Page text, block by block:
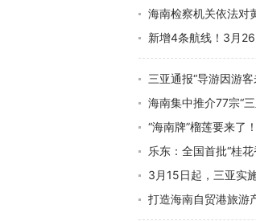
海南检察机关依法对
新增4条航线！3月
三亚通报“导游因游
海南集中推介77宗“
“海南牌”榴莲要来了
乐东：全国首批“桂
3月15日起，三亚实
打造海南自贸港旅游